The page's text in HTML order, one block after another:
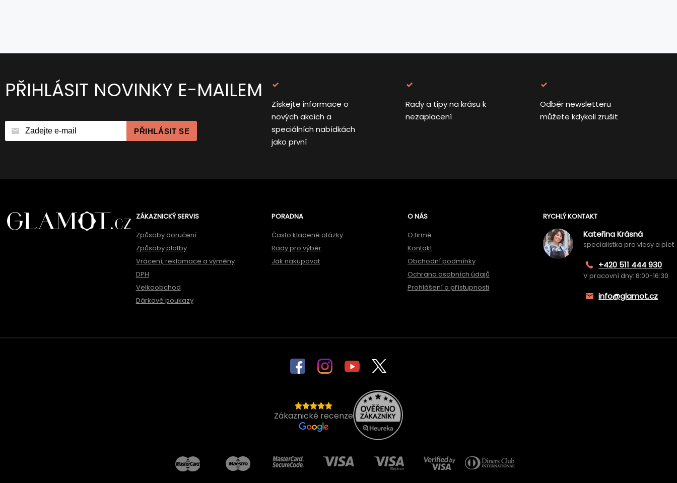
PŘIHLÁSIT NOVINKY E-MAILEM
PŘIHLÁSIT SE
Získejte informace o
nových akcích a
speciálních nabídkách
jako první
Rady a tipy na krásu k
nezaplacení
Odběr newsletteru
můžete kdykoli zrušit
ZÁKAZNICKÝ SERVIS
Způsoby doručení
Způsoby platby
Vrácení, reklamace a výměny
DPH
Velkoobchod
Dárkové poukazy
PORADNA
Často kladené otázky
Rady pro výběr
Jak nakupovat
O NÁS
O firmě
Kontakt
Obchodní podmínky
Ochrana osobních údajů
Prohlášení o přístupnosti
RYCHLÝ KONTAKT
Kateřina Krásná
specialistka pro vlasy a pleť
+420 511 444 930
V pracovní dny: 8:00-16:30
info@glamot.cz
Zákaznické recenze